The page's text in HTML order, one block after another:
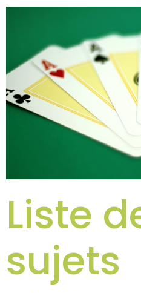
Liste
sujets